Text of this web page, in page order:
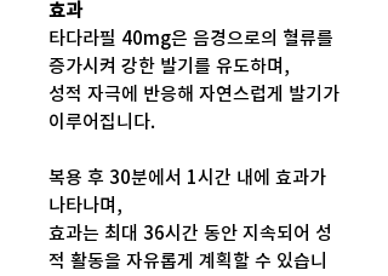
효과
타다라필 40mg은 음경으로의 혈류를
증가시켜 강한 발기를 유도하며,
성적 자극에 반응해 자연스럽게 발기가
이루어집니다.
복용 후 30분에서 1시간 내에 효과가
나타나며,
효과는 최대 36시간 동안 지속되어 성
적 활동을 자유롭게 계획할 수 있습니